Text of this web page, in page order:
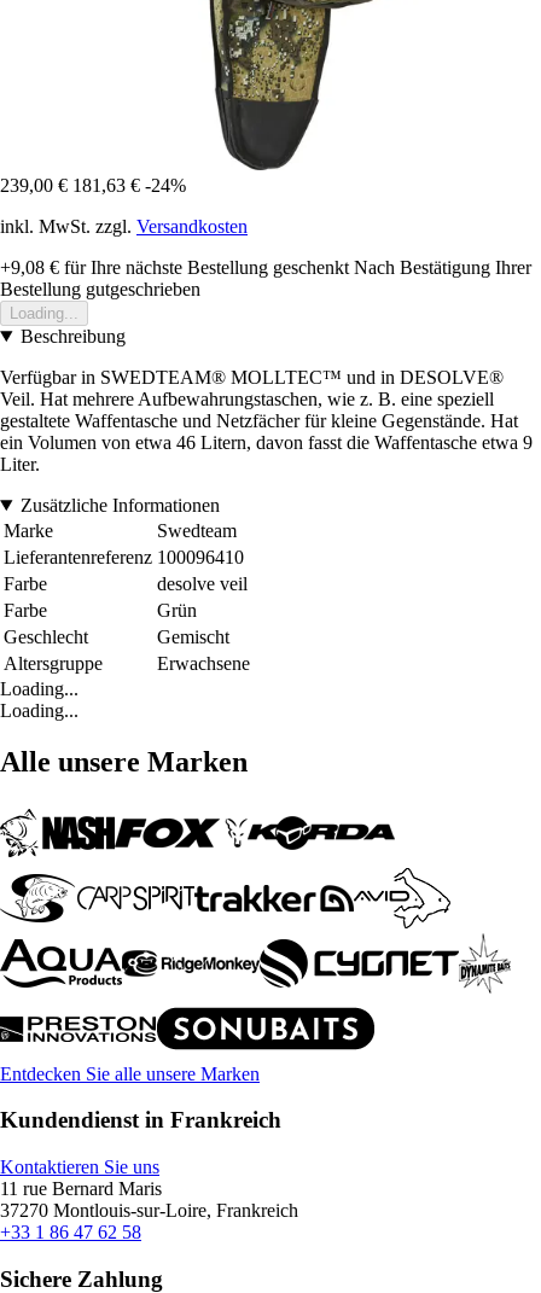
239,00 € 181,63 € -24%
inkl. MwSt. zzgl. Versandkosten
+9,08 € für Ihre nächste Bestellung geschenkt Nach Bestätigung Ihrer
Bestellung gutgeschrieben
Loading...
Beschreibung
Verfügbar in SWEDTEAM® MOLLTEC™ und in DESOLVE®
Veil. Hat mehrere Aufbewahrungstaschen, wie z. B. eine speziell
gestaltete Waffentasche und Netzfächer für kleine Gegenstände. Hat
ein Volumen von etwa 46 Litern, davon fasst die Waffentasche etwa 9
Liter.
Zusätzliche Informationen
Marke
Swedteam
Lieferantenreferenz 100096410
Farbe
desolve veil
Farbe
Grün
Geschlecht
Gemischt
Altersgruppe
Erwachsene
Loading...
Loading...
Alle unsere Marken
Entdecken Sie alle unsere Marken
Kundendienst in Frankreich
Kontaktieren Sie uns
11 rue Bernard Maris
37270 Montlouis-sur-Loire, Frankreich
+33 1 86 47 62 58
Sichere Zahlung